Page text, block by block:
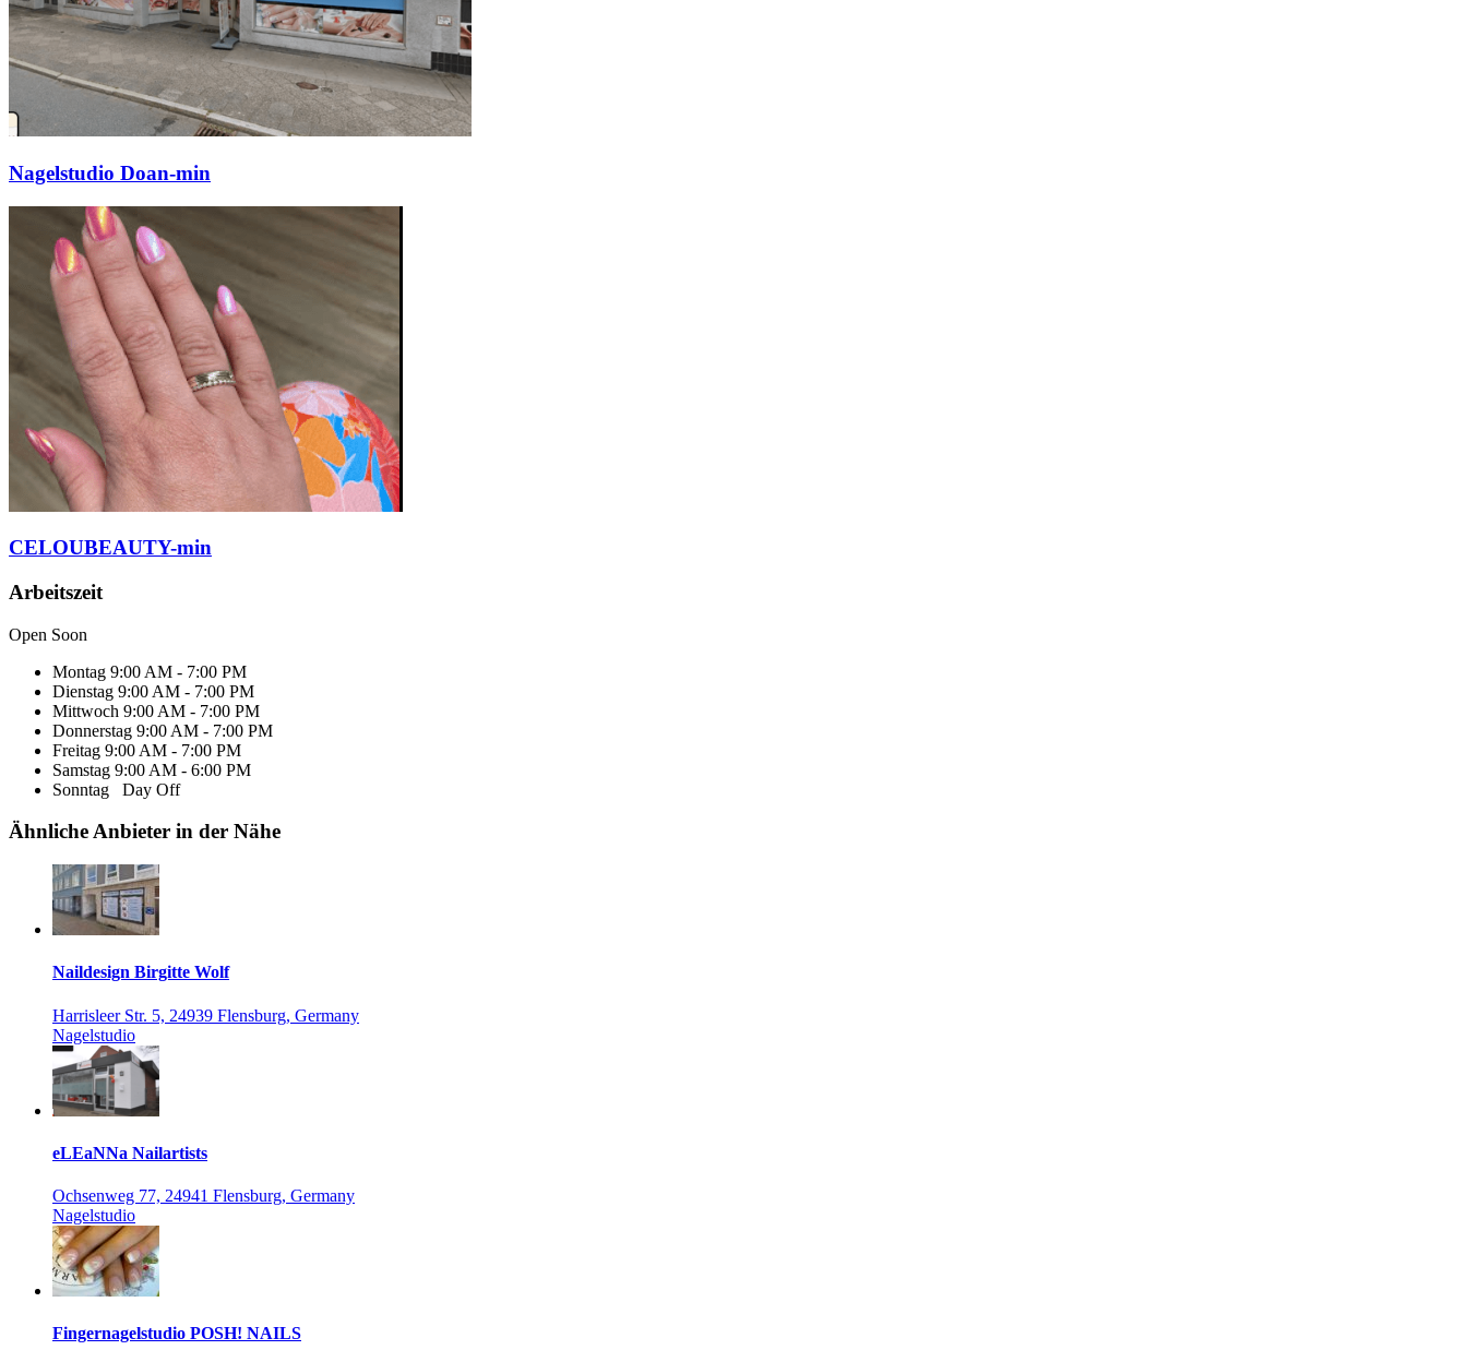
Nagelstudio Doan-min
CELOUBEAUTY-min
Arbeitszeit
Open Soon
Montag 9:00 AM - 7:00 PM
Dienstag 9:00 AM - 7:00 PM
Mittwoch 9:00 AM - 7:00 PM
Donnerstag 9:00 AM - 7:00 PM
Freitag 9:00 AM - 7:00 PM
Samstag 9:00 AM - 6:00 PM
Sonntag Day Off
Ähnliche Anbieter in der Nähe
Naildesign Birgitte Wolf
Harrisleer Str. 5, 24939 Flensburg, Germany
Nagelstudio
eLEaNNa Nailartists
Ochsenweg 77, 24941 Flensburg, Germany
Nagelstudio
Fingernagelstudio POSH! NAILS